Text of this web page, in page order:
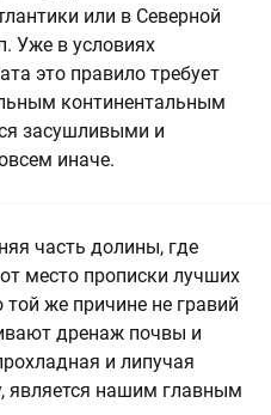
или в Северной
Уже в условиях
это правило требует
континентальным
засушливыми и
иначе.
часть долины, где
место прописки лучших
той же причине не гравий
дренаж почвы и
и липучая
является нашим главным